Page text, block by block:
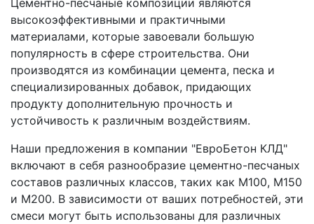
высокоэффективными и практичными
материалами, которые завоевали большую
популярность в сфере строительства. Они
производятся из комбинации цемента, песка и
специализированных добавок, придающих
продукту дополнительную прочность и
устойчивость к различным воздействиям.
Наши предложения в компании "ЕвроБетон КЛД"
включают в себя разнообразие цементно-песчаных
составов различных классов, таких как М100, М150
и М200. В зависимости от ваших потребностей, эти
смеси могут быть использованы для различных